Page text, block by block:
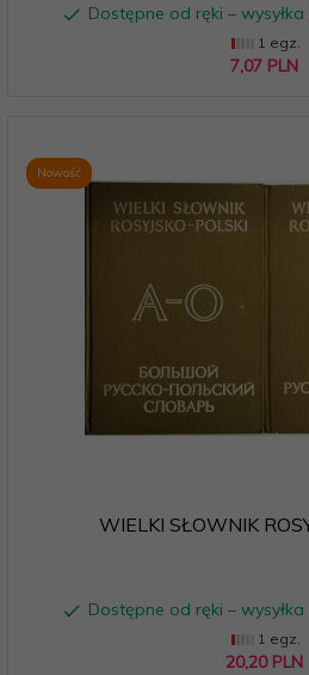
Dostępne od ręki –
1 egz.
7,07 PLN
Nowość
WIELKI SŁOWNIK
Dostępne od ręki –
1 egz.
20,20 PLN